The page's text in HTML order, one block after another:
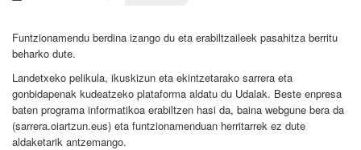
Funtzionamendu berdina izango du eta erabiltzaileek pasahitza berritu
beharko dute.
Landetxeko pelikula, ikuskizun eta ekintzetarako sarrera eta
gonbidapenak kudeatzeko plataforma aldatu du Udalak. Beste enpresa
baten programa informatikoa erabiltzen hasi da, baina webgune bera da
(sarrera.oiartzun.eus) eta funtzionamenduan herritarrek ez dute
aldaketarik antzemango.